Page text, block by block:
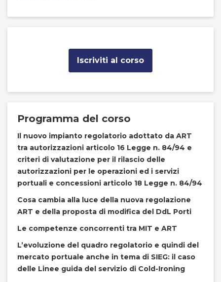
Iscriviti al corso
Programma del corso
Il nuovo impianto regolatorio adottato da ART
tra autorizzazioni articolo 16 Legge n. 84/94 e
criteri di valutazione per il rilascio delle
autorizzazioni per le operazioni ed i servizi
portuali e concessioni articolo 18 Legge n. 84/94
Cosa cambia alla luce della nuova regolazione
ART e della proposta di modifica del DdL Porti
Le competenze concorrenti tra MIT e ART
L’evoluzione del quadro regolatorio e quindi del
mercato portuale anche in tema di SIEG: il caso
delle Linee guida del servizio di Cold-Ironing